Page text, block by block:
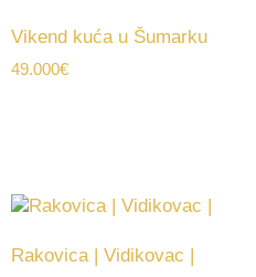
Vikend kuća u Šumarku
49.000€
Rakovica | Vidikovac |